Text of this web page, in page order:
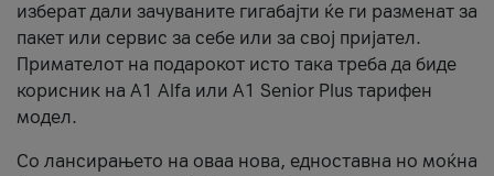
изберат дали зачуваните гигабајти ќе ги разменат за
пакет или сервис за себе или за свој пријател.
Примателот на подарокот исто така треба да биде
корисник на А1 Alfa или A1 Senior Plus тарифен
модел.
Со лансирањето на оваа нова, едноставна но моќна